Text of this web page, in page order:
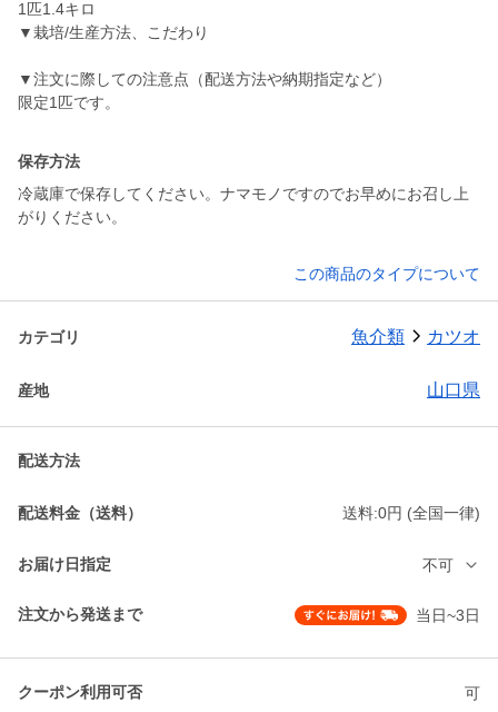
1匹1.4キロ
▼栽培/生産方法、こだわり
▼注文に際しての注意点（配送方法や納期指定など）
限定1匹です。
保存方法
冷蔵庫で保存してください。ナマモノですのでお早めにお召し上
がりください。
この商品のタイプについて
カテゴリ 魚介類 カツオ
産地 山口県
配送方法
配送料金（送料） 送料:0円 (全国一律)
お届け日指定 不可
注文から発送まで 当日~3日
クーポン利用可否 可